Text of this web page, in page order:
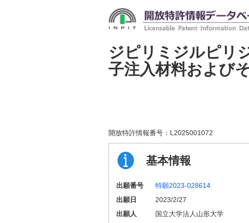
ジピリミジルピリ
子注入材料および
開放特許情報番号： L2025001072
基本情報
出願番号 特願2023-028614
出願日
2023/2/27
出願人
国立大学法人山形大学